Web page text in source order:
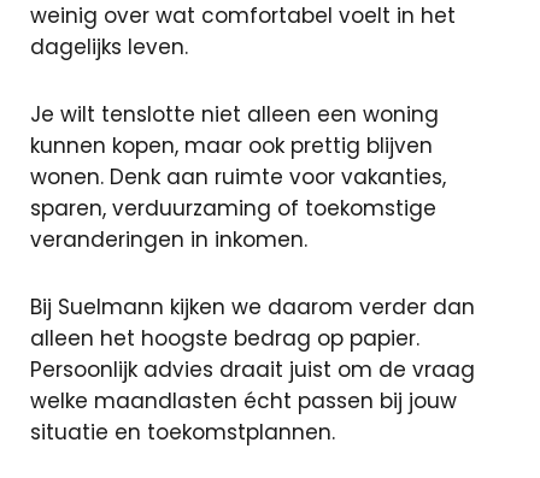
weinig over wat comfortabel voelt in het
dagelijks leven.
Je wilt tenslotte niet alleen een woning
kunnen kopen, maar ook prettig blijven
wonen. Denk aan ruimte voor vakanties,
sparen, verduurzaming of toekomstige
veranderingen in inkomen.
Bij Suelmann kijken we daarom verder dan
alleen het hoogste bedrag op papier.
Persoonlijk advies draait juist om de vraag
welke maandlasten écht passen bij jouw
situatie en toekomstplannen.
Contact